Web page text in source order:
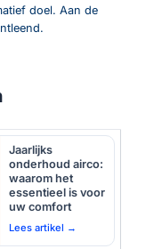
doel. Aan de
Jaarlijks
onderhoud airco:
waarom het
essentieel is voor
uw comfort
Lees artikel →